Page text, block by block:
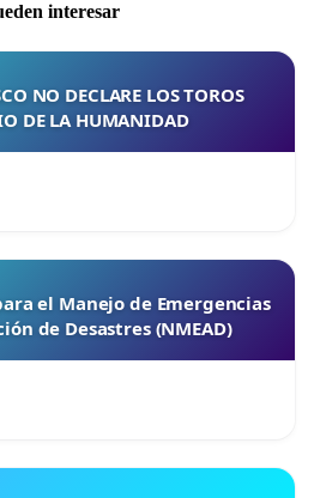
interesar
NO DECLARE LOS TOROS
DE LA HUMANIDAD
el Manejo de Emergencias
de Desastres (NMEAD)